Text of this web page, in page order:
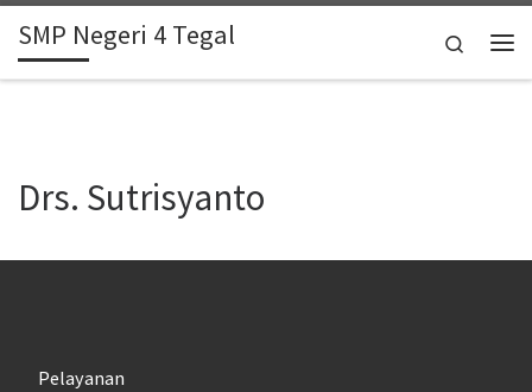
Skip to content
SMP Negeri 4 Tegal
Search
Drs. Sutrisyanto
Pelayanan